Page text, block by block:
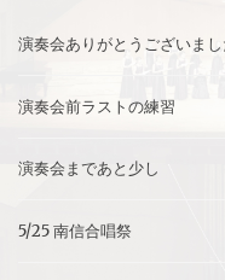
演奏会ありがとうございまし
演奏会前ラストの練習
演奏会まであと少し
5/25 南信合唱祭